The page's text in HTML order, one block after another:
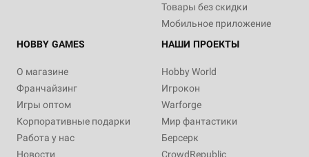
Товары без скидки
Мобильное приложение
HOBBY GAMES
О магазине
Франчайзинг
Игры оптом
Корпоративные подарки
Работа у нас
Новости
НАШИ ПРОЕКТЫ
Hobby World
Игрокон
Warforge
Мир фантастики
Берсерк
CrowdRepublic